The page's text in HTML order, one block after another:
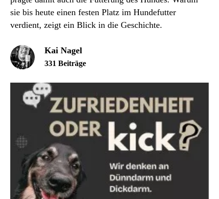
sie bis heute einen festen Platz im Hundefutter
verdient, zeigt ein Blick in die Geschichte.
Kai Nagel
331 Beiträge